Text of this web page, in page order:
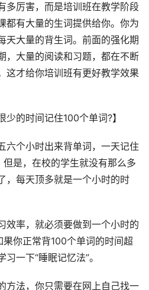
厉害，而是培训班在教学阶段
都有大量的生词提供给你。你为
天大量的背生词。前面的强化期
，大量的阅读和习题，都在不断
这才给你培训班有更好教学效果
的时间记住100个单词?】
个小时出来背单词，一天记住
是，在校的学生就没有那么多
，每天顶多就是一个小时的时
率，就必须要做到一个小时的
你正常背100个单词的时间超
一下“睡眠记忆法”。
法，你只需要在网上自己找一